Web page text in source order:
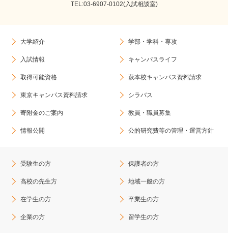
TEL:03-6907-0102(入試相談室)
大学紹介 学部・学科・専攻
入試情報 キャンパスライフ
取得可能資格 萩本校キャンパス資料請求
東京キャンパス資料請求 シラバス
寄附金のご案内 教員・職員募集
情報公開 公的研究費等の管理・運営方針
受験生の方 保護者の方
高校の先生方 地域一般の方
在学生の方 卒業生の方
企業の方 留学生の方